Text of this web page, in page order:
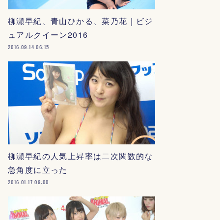
柳瀬早紀、青山ひかる、菜乃花｜ビジ
ュアルクイーン2016
2016.09.14 06:15
柳瀬早紀の人気上昇率は二次関数的な
急角度に立った
2016.01.17 09:00